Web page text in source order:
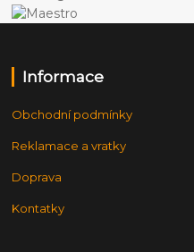
Informace
Obchodní podmínky
Reklamace a vratky
Doprava
Kontatky